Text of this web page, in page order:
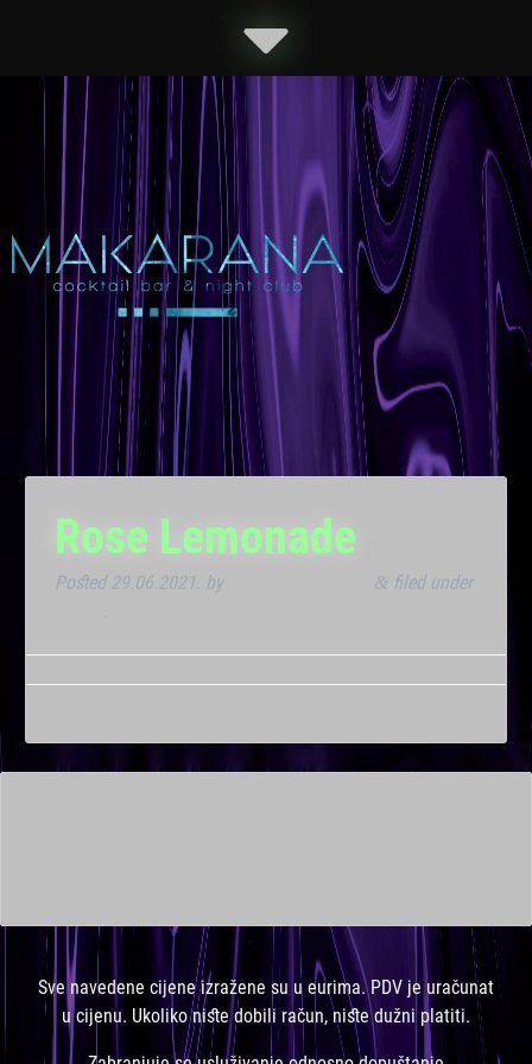
Rose Lemonade
Posted 29.06.2021. by & filed under
.
Sve navedene cijene izražene su u eurima. PDV je uračunat
u cijenu. Ukoliko niste dobili račun, niste dužni platiti.